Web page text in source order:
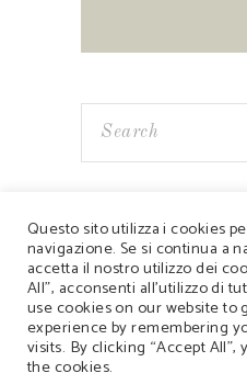
Copyrights 2019 © Ca'
Simonetto Massimo
Valdobbiadene (TV)
Questo sito utilizza i cookies
navigazione. Se si continua a
accetta il nostro utilizzo dei
All”, acconsenti all'utilizzo di
use cookies on our website
experience by remembering
visits. By clicking “Accept
the cookies.